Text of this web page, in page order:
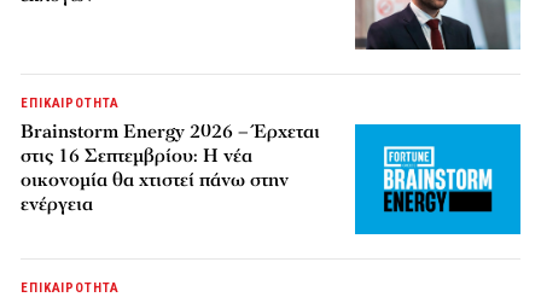
ΕΠΙΚΑΙΡΟΤΗΤΑ
Brainstorm Energy 2026 – Έρχεται
στις 16 Σεπτεμβρίου: Η νέα
οικονομία θα χτιστεί πάνω στην
ενέργεια
ΕΠΙΚΑΙΡΟΤΗΤΑ